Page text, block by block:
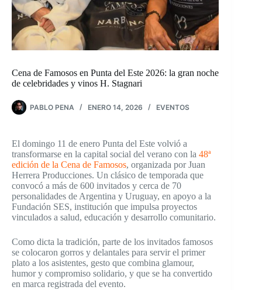
Cena de Famosos en Punta del Este 2026: la gran noche
de celebridades y vinos H. Stagnari
PABLO PENA ENERO 14, 2026 EVENTOS
El domingo 11 de enero Punta del Este volvió a
transformarse en la capital social del verano con la 48ª
edición de la Cena de Famosos, organizada por Juan
Herrera Producciones. Un clásico de temporada que
convocó a más de 600 invitados y cerca de 70
personalidades de Argentina y Uruguay, en apoyo a la
Fundación SES, institución que impulsa proyectos
vinculados a salud, educación y desarrollo comunitario.
Como dicta la tradición, parte de los invitados famosos
se colocaron gorros y delantales para servir el primer
plato a los asistentes, gesto que combina glamour,
humor y compromiso solidario, y que se ha convertido
en marca registrada del evento.